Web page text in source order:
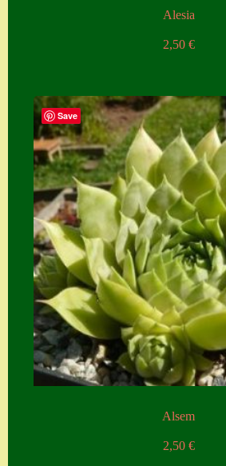
Alesia
2,50 €
Save
Alsem
2,50 €